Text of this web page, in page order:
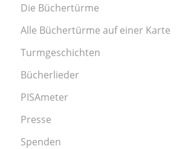
Die Büchertürme
Alle Büchertürme auf einer Karte
Turmgeschichten
Bücherlieder
PISAmeter
Presse
Spenden